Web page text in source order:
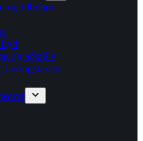
og tilbehør
og afspille
læringstavler